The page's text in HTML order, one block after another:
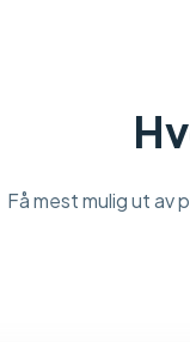
Få mest mulig ut av